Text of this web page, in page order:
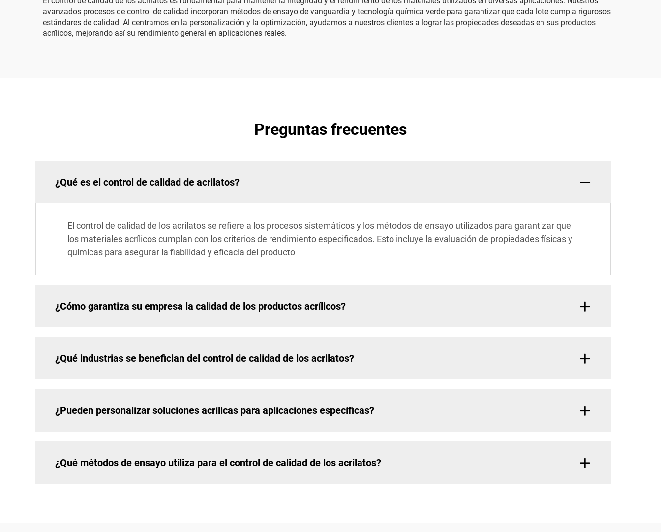
avanzados procesos de control de calidad incorporan métodos de ensayo de vanguardia y tecnología química verde para garantizar que cada lote cumpla rigurosos
estándares de calidad. Al centrarnos en la personalización y la optimización, ayudamos a nuestros clientes a lograr las propiedades deseadas en sus productos
acrílicos, mejorando así su rendimiento general en aplicaciones reales.
Preguntas frecuentes
¿Qué es el control de calidad de acrilatos?
El control de calidad de los acrilatos se refiere a los procesos sistemáticos y los métodos de ensayo utilizados para garantizar que
los materiales acrílicos cumplan con los criterios de rendimiento especificados. Esto incluye la evaluación de propiedades físicas y
químicas para asegurar la fiabilidad y eficacia del producto
¿Cómo garantiza su empresa la calidad de los productos acrílicos?
¿Qué industrias se benefician del control de calidad de los acrilatos?
¿Pueden personalizar soluciones acrílicas para aplicaciones específicas?
¿Qué métodos de ensayo utiliza para el control de calidad de los acrilatos?